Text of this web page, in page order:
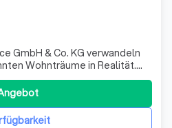
GmbH & Co. KG verwandeln
Wohnträume in Realität.
hochqualifizierten
Tischlerausbildung
Weiterbildungen teilnehmen,
Umsetz